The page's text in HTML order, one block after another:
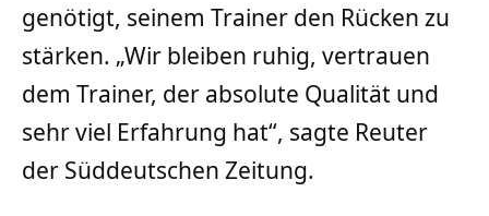
genötigt, seinem Trainer den Rücken zu
stärken. „Wir bleiben ruhig, vertrauen
dem Trainer, der absolute Qualität und
sehr viel Erfahrung hat“, sagte Reuter
der Süddeutschen Zeitung.